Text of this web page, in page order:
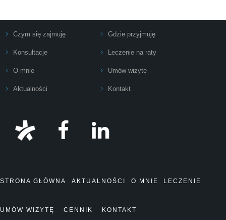
Czym się zajmuję Gdzie przyjmuję
Konsultacje Leczenie na raty
O mnie Umów wizytę
Aktualności Kontakt
STRONA GŁÓWNA AKTUALNOŚCI O MNIE LECZENIE
UMÓW WIZYTĘ CENNIK KONTAKT